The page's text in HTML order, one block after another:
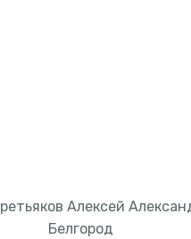
Алексей
Белгород